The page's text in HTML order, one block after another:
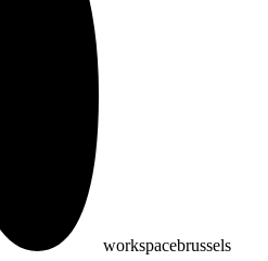
workspacebrussels